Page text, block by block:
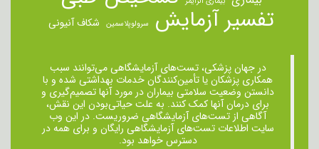
تفسیر آزمایش سرولوپلاسمین شکاف آنیونی
در جهان پزشکی، تست‌های آزمایشگاهی می‌توانند سبب
همکاری پزشکان یا تأمین‌کنندگان خدمات بهداشتی شده و با
دانستن وضعیت سلامتی بیماران در مورد آنها تصمیم‌گیری و
برای درمان ‌آنها کمک کنند. به علت حیاتی‌بودن این نقش،
آگاهی از تست‌های آزمایشگاهی ضروریست. در این وب
سایت اطلاعات تست‌های آزمایشگاهی رایگان و برای همه در
دسترس خواهد بود.